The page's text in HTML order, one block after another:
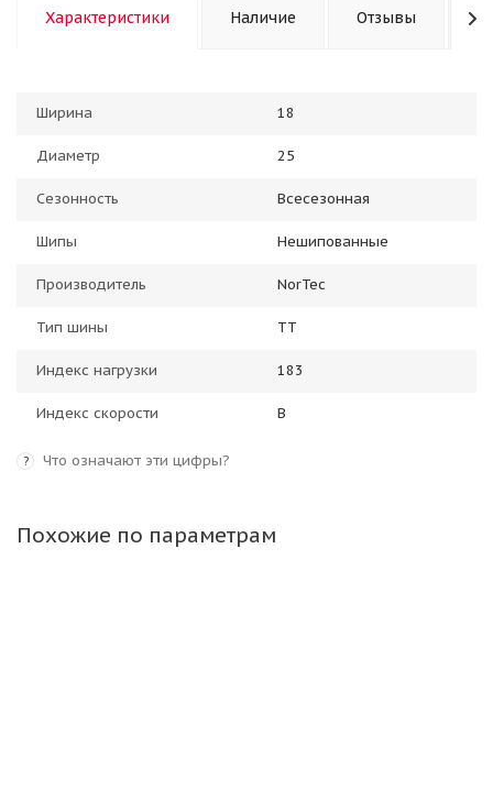
Характеристики Наличие Отзывы
Ширина 18
Диаметр 25
Сезонность Всесезонная
Шипы Нешипованные
Производитель NorTec
Тип шины TT
Индекс нагрузки 183
Индекс скорости B
? Что означают эти цифры?
Похожие по параметрам